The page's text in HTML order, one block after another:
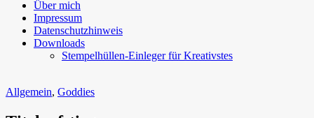
Über mich
Impressum
Datenschutzhinweis
Downloads
Stempelhüllen-Einleger für Kreativstes
Allgemein, Goddies